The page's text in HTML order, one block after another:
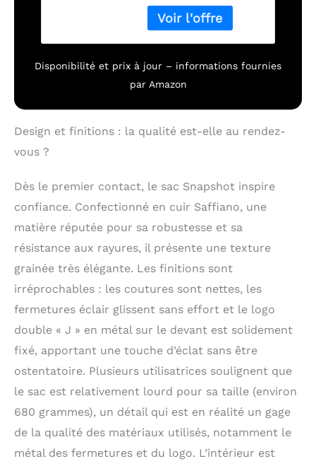
Doublure en faille
Disponibilité et prix à jour – informations fournies
par Amazon
Design et finitions : la qualité est-elle au rendez-
vous ?
Dès le premier contact, le sac Snapshot inspire
confiance. Confectionné en cuir Saffiano, une
matière réputée pour sa robustesse et sa
résistance aux rayures, il présente une texture
grainée très élégante. Les finitions sont
irréprochables : les coutures sont nettes, les
fermetures éclair glissent sans effort et le logo
double « J » en métal sur le devant est solidement
fixé, apportant une touche d’éclat sans être
ostentatoire. Plusieurs utilisatrices soulignent que
le sac est relativement lourd pour sa taille (environ
680 grammes), un détail qui est en réalité un gage
de la qualité des matériaux utilisés, notamment le
métal des fermetures et du logo. L’intérieur est